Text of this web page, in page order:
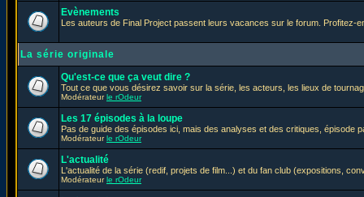
Evènements
Les auteurs de Final Project passent leurs vacances sur le forum. Profitez-
La série originale
Qu'est-ce que ça veut dire ?
Tout ce que vous désirez savoir sur la série, les acteurs, les lieux de
Modérateurle rOdeur
Les 17 épisodes à la loupe
Pas de guide des épisodes ici, mais des analyses et des critiques, épisode
Modérateurle rOdeur
L'actualité
L'actualité de la série (redif, projets de film...) et du fan club (expositions,
Modérateurle rOdeur